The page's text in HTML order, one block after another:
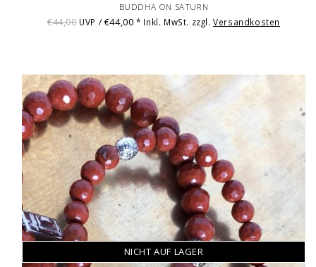
BUDDHA ON SATURN
€44,00 UVP / €44,00* Inkl. MwSt. zzgl.Versandkosten
NICHT AUF LAGER